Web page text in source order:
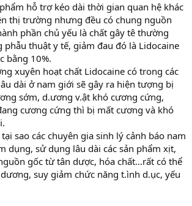
hỗ trợ kéo dài thời gian quan hệ khác
thị trường nhưng đều có chung nguồn
phần chủ yếu là chất gây tê thường
phẫu thuật y tế, giảm đau đó là Lidocaine
bằng 10%.
xuyên hoạt chất Lidocaine có trong các
dài ở nam giới sẽ gây ra hiện tượng bị
sớm, d.ương v.ật khó cương cứng,
cương cứng thì bị mất cương và khó
sao các chuyên gia sinh lý cảnh báo nam
dụng, sử dụng lâu dài các sản phẩm xịt,
gốc từ tân dược, hóa chất…rất có thể
suy giảm chức năng t.ình d.ục, yếu